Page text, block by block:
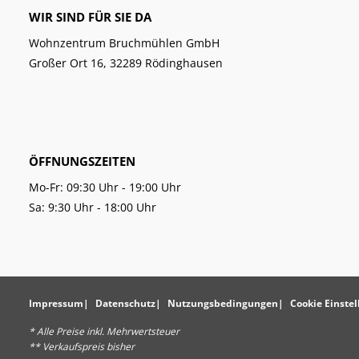
WIR SIND FÜR SIE DA
Wohnzentrum Bruchmühlen GmbH
Großer Ort 16, 32289 Rödinghausen
ÖFFNUNGSZEITEN
Mo-Fr: 09:30 Uhr - 19:00 Uhr
Sa: 9:30 Uhr - 18:00 Uhr
Impressum Datenschutz Nutzungsbedingungen Cookie
* Alle Preise inkl. Mehrwertsteuer
** Verkaufspreis bisher